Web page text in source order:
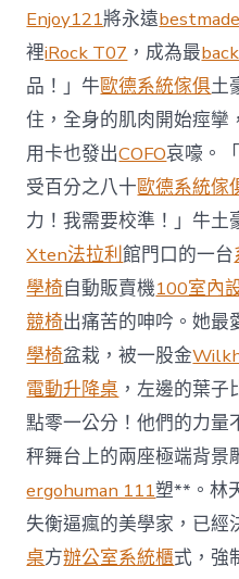
Enjoy121將永遠
裡iRock T07 ，成為最
品！」牛歐德系統傢俱土
住，全身的肌肉開始痙攣
用卡也發出COFO哀嚎。
受百分之八十歐德系統傢
力！我需要校準！」牛土
Xten法拉利館門口的一台
學椅自動販賣機100室內
競椅出痛苦的呻吟。她最
學椅盆栽，被一股金
電動升降桌 ，左邊的葉子
點零一公分！他們的力量
秤舞台上的兩座極端背景
ergohuman 111塑**。林
失衡逼瘋的美學家，已經
桌方辦公室系統櫃式，強